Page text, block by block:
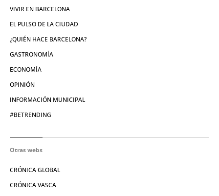
VIVIR EN BARCELONA
EL PULSO DE LA CIUDAD
¿QUIÉN HACE BARCELONA?
GASTRONOMÍA
ECONOMÍA
OPINIÓN
INFORMACIÓN MUNICIPAL
#BETRENDING
Otras webs
CRÓNICA GLOBAL
CRÓNICA VASCA